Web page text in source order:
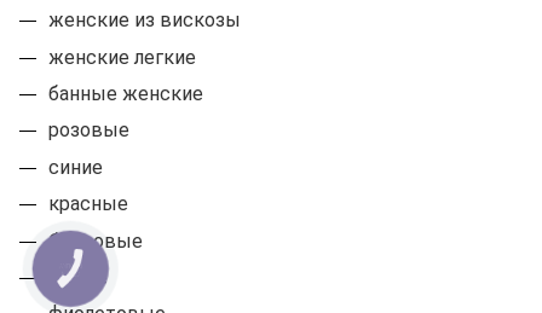
женские из вискозы
женские легкие
банные женские
розовые
синие
красные
бордовые
серые
КНОПКА
СВЯЗИ